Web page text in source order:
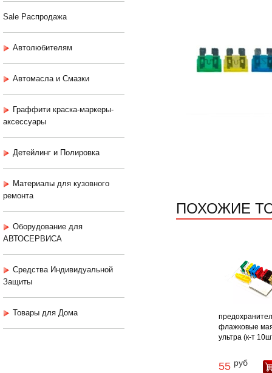
Sale Распродажа
Автолюбителям
Автомасла и Смазки
Граффити краска-маркеры-
аксессуары
Детейлинг и Полировка
Материалы для кузовного
ремонта
Оборудование для
АВТОСЕРВИСА
Средства Индивидуальной
Защиты
Товары для Дома
ПОХОЖИЕ
флажковые
ультра (к-т
55 руб